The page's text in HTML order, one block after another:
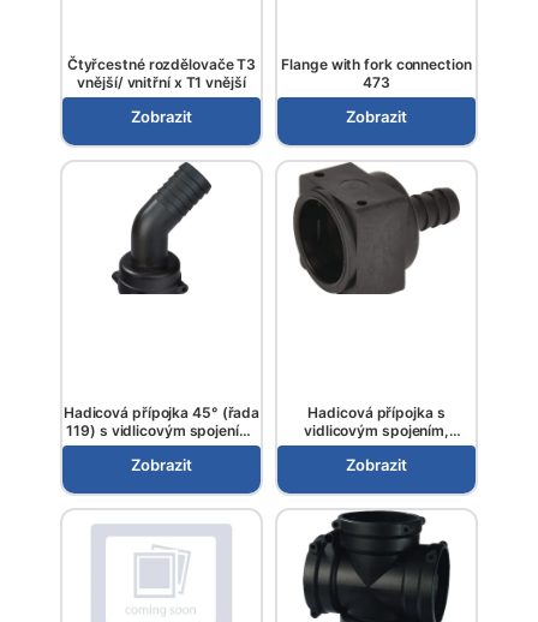
Čtyřcestné rozdělovače T3
vnější/ vnitřní x T1 vnější
Zobrazit
Flange with fork connection
473
Zobrazit
Hadicová přípojka 45° (řada
119) s vidlicovým spojením,
Arag
Zobrazit
Hadicová přípojka s
vidlicovým spojením,
Polmac
Zobrazit